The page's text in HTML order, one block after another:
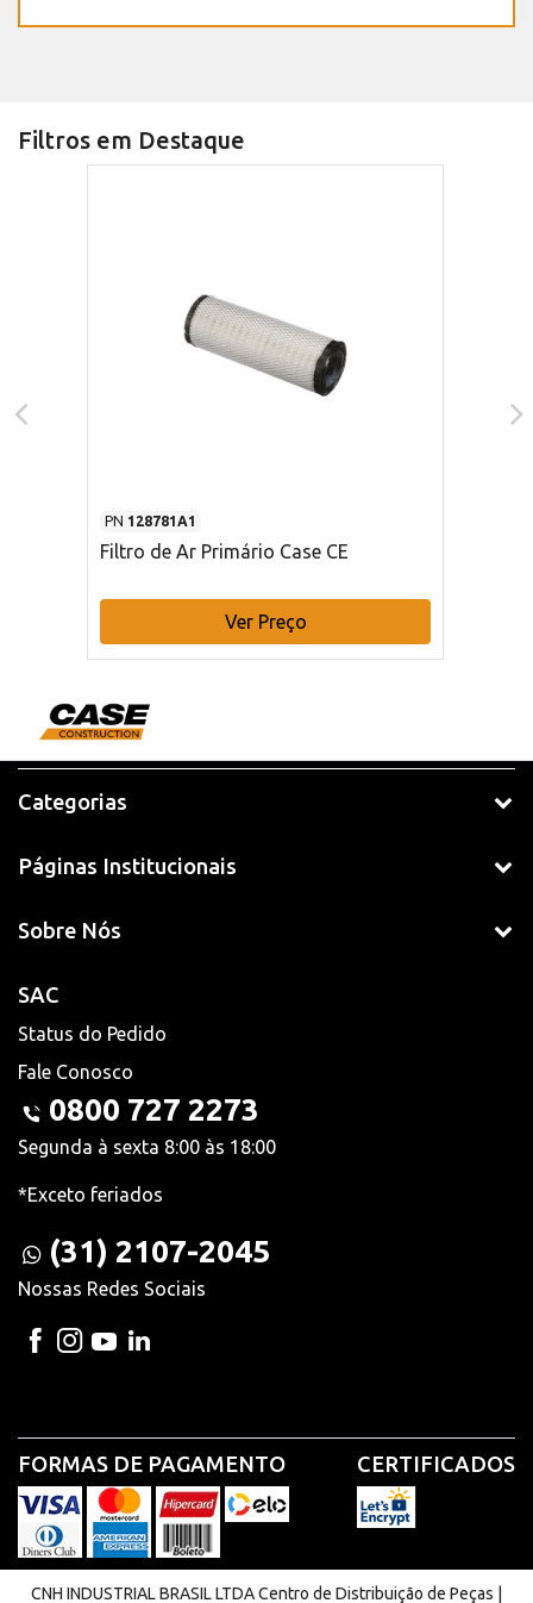
Filtros em Destaque
PN 128781A1
Filtro de Ar Primário Case CE
Ver Preço
Categorias
Páginas Institucionais
Sobre Nós
SAC
Status do Pedido
Fale Conosco
0800 727 2273
Segunda à sexta 8:00 às 18:00
*Exceto feriados
(31) 2107-2045
Nossas Redes Sociais
FORMAS DE PAGAMENTO CERTIFICADOS
CNH INDUSTRIAL BRASIL LTDA Centro de Distribuição de Peças |